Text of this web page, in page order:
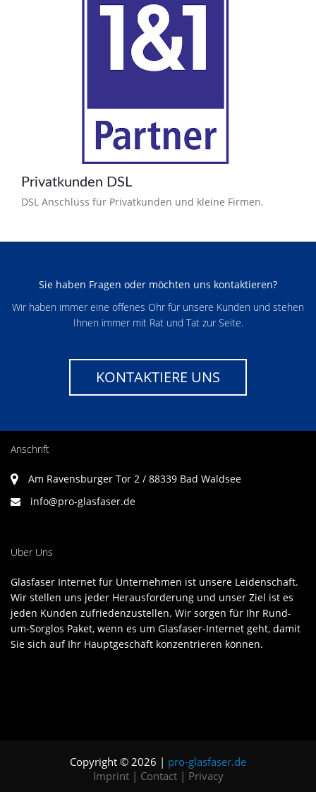
Privatkunden DSL
DSL Anschlüss für Privatkunden und kleine Firmen.
Sie haben Fragen oder möchten uns kontaktieren?
Wir haben immer eine offenes Ohr für unsere Kunden und stehen
Ihnen immer mit Rat und Tat zur Seite.
KONTAKTIERE UNS
Anschrift
Am Ravensburger Tor 2 / 88339 Bad Waldsee
info@pro-glasfaser.de
Über Uns
Glasfaser Internet für Unternehmen ist unsere Leidenschaft.
Wir stellen uns jeder Herausforderung und unser Ziel ist es
jeden Kunden zufriedenzustellen. Wir sorgen für Ihr Rund-
um-Sorglos Paket, wenn es um Glasfaser-Internet geht, damit
Sie sich auf Ihr Hauptgeschäft konzentrieren können.
Copyright © 2026 | pro-glasfaser.de
Imprint| Contact| Privacy